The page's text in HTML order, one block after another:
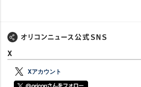
X
Xアカウント